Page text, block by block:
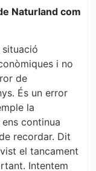
Naturland com
situació
i no
de
És un error
la
continua
recordar. Dit
el tancament
Intentem